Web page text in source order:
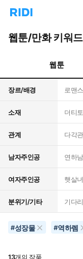
리
홈
으
턴
트
웹툰/만화 키워
웹툰
장르/배경 로맨스
소재 더티
관계 다각
남자주인공 연하남
여자주인공 햇살녀
분위기/기타 기다
#성장물 #역하렘
13개의 작품